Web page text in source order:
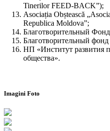
Tinerilor FEED-BACK”);
Asociația Obștească
Republica Moldova”;
Благотворительный
Благотворительный
НП «Институт развития
общества».
Imagini Foto